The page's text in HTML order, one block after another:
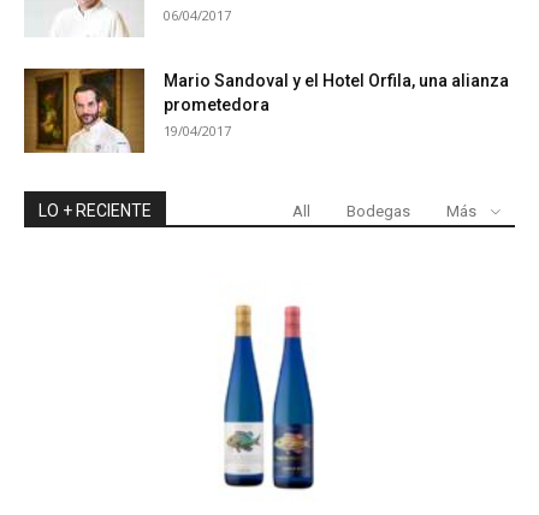
06/04/2017
Mario Sandoval y el Hotel Orfila, una alianza
prometedora
19/04/2017
LO + RECIENTE All Bodegas Más